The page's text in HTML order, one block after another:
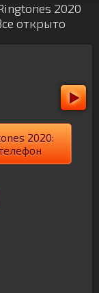
2020
открыто
2020: